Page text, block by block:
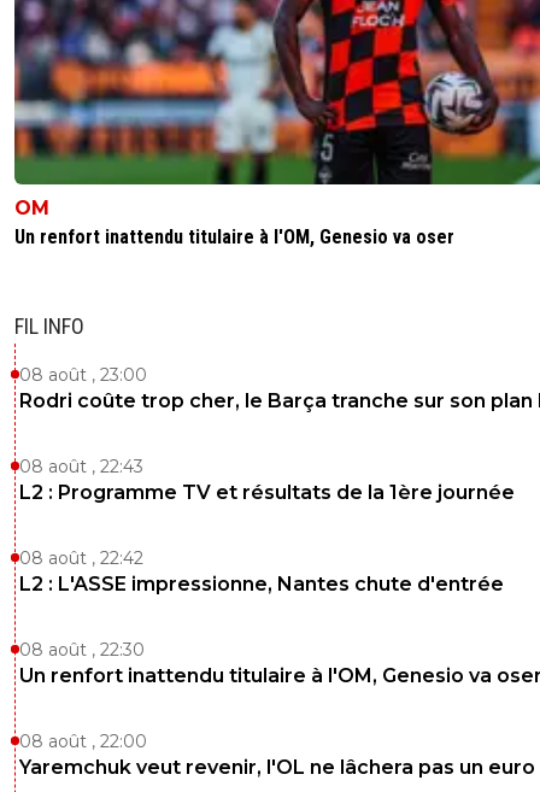
OM
Un renfort inattendu titulaire à l'OM, Genesio va oser
FIL INFO
08 août , 23:00
Rodri coûte trop cher, le Barça tranche sur son plan
08 août , 22:43
L2 : Programme TV et résultats de la 1ère journée
08 août , 22:42
L2 : L'ASSE impressionne, Nantes chute d'entrée
08 août , 22:30
Un renfort inattendu titulaire à l'OM, Genesio va
08 août , 22:00
Yaremchuk veut revenir, l'OL ne lâchera pas un euro